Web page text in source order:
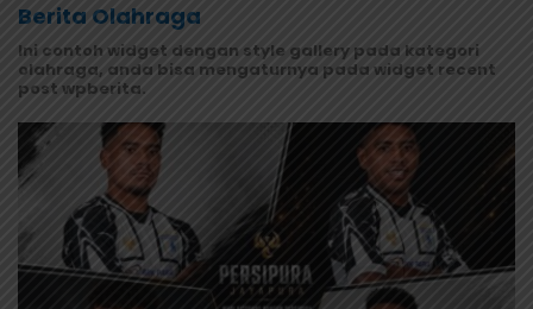
Berita Olahraga
Ini contoh widget dengan style gallery pada kategori
olahraga, anda bisa mengaturnya pada widget recent
post wpberita.